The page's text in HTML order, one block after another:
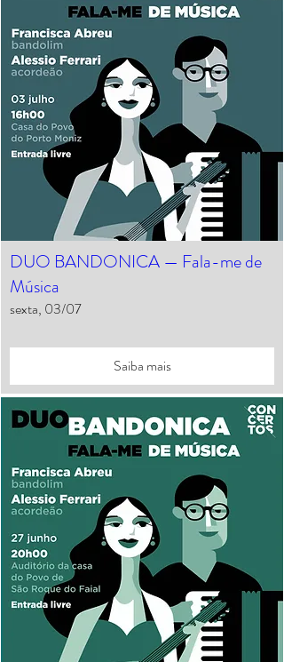
DUO BANDONICA — Fala-me de
Música
sexta, 03/07
Saiba mais